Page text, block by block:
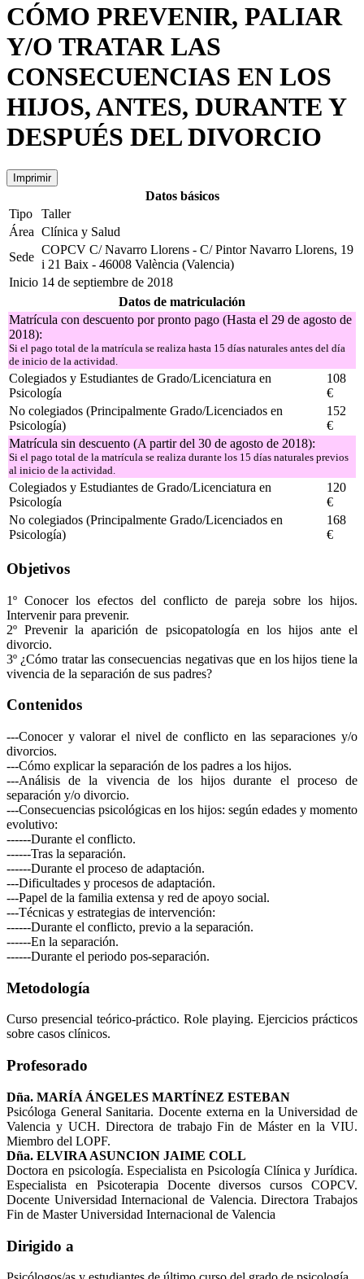
CÓMO PREVENIR, PALIAR
Y/O TRATAR LAS
CONSECUENCIAS EN LOS
HIJOS, ANTES, DURANTE Y
DESPUÉS DEL DIVORCIO
Imprimir
Datos básicos
Tipo
Taller
Área Clínica y Salud
Sede
COPCV C/ Navarro Llorens - C/ Pintor Navarro Llorens, 19
i 21 Baix - 46008 València (Valencia)
Inicio 14 de septiembre de 2018
Datos de matriculación
Matrícula con descuento por pronto pago (Hasta el 29 de agosto de
2018):
Si el pago total de la matrícula se realiza hasta 15 días naturales antes del día
de inicio de la actividad.
Colegiados y Estudiantes de Grado/Licenciatura en
Psicología
108
€
No colegiados (Principalmente Grado/Licenciados en
Psicología)
152
€
Matrícula sin descuento (A partir del 30 de agosto de 2018):
Si el pago total de la matrícula se realiza durante los 15 días naturales previos
al inicio de la actividad.
Colegiados y Estudiantes de Grado/Licenciatura en
Psicología
120
€
No colegiados (Principalmente Grado/Licenciados en
Psicología)
168
€
Objetivos
1º Conocer los efectos del conflicto de pareja sobre los hijos.
Intervenir para prevenir.
2º Prevenir la aparición de psicopatología en los hijos ante el
divorcio.
3º ¿Cómo tratar las consecuencias negativas que en los hijos tiene la
vivencia de la separación de sus padres?
Contenidos
---Conocer y valorar el nivel de conflicto en las separaciones y/o
divorcios.
---Cómo explicar la separación de los padres a los hijos.
---Análisis de la vivencia de los hijos durante el proceso de
separación y/o divorcio.
---Consecuencias psicológicas en los hijos: según edades y momento
evolutivo:
------Durante el conflicto.
------Tras la separación.
------Durante el proceso de adaptación.
---Dificultades y procesos de adaptación.
---Papel de la familia extensa y red de apoyo social.
---Técnicas y estrategias de intervención:
------Durante el conflicto, previo a la separación.
------En la separación.
------Durante el periodo pos-separación.
Metodología
Curso presencial teórico-práctico. Role playing. Ejercicios prácticos
sobre casos clínicos.
Profesorado
Dña. MARÍA ÁNGELES MARTÍNEZ ESTEBAN
Psicóloga General Sanitaria. Docente externa en la Universidad de
Valencia y UCH. Directora de trabajo Fin de Máster en la VIU.
Miembro del LOPF.
Dña. ELVIRA ASUNCION JAIME COLL
Doctora en psicología. Especialista en Psicología Clínica y Jurídica.
Especialista en Psicoterapia Docente diversos cursos COPCV.
Docente Universidad Internacional de Valencia. Directora Trabajos
Fin de Master Universidad Internacional de Valencia
Dirigido a